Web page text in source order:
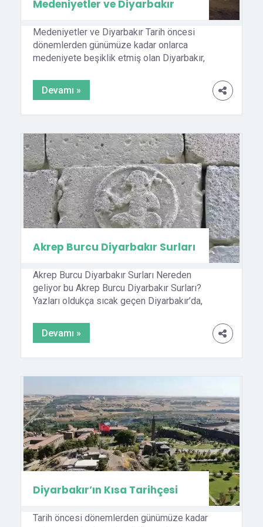
Medeniyetler ve Diyarbakır
Medeniyetler ve Diyarbakır Tarih öncesi
dönemlerden günümüze kadar onlarca
medeniyete beşiklik etmiş olan Diyarbakır,
merkezi konumunda olmuştur. Kent, ana
yolların düğüm noktasında bulunma
Diyarbakır’ın hiçbir zaman önemini
yitirmeyecek konumu, geçmişte birçok devlet
için ilgi odağı olmuştur. Tarihin her döneminde
[…]
Devamı »
Akrep Burcu Diyarbakır Surları
Akrep Burcu Diyarbakır Surları Nereden
geliyor bu Akrep Burcu Diyarbakır Surları?
Yazları oldukça sıcak geçen Diyarbakır’da,
önemli olmuştur. Nereden geliyor bu Akrep
Burcu Diyarbakır Surları? Yazları oldukça sıcak
boyunca etkili olmalı ki, Diyarbakır surlarında
Devamı »
Diyarbakır’ın Kısa Tarihçesi
Tarih öncesi dönemlerden günümüze kadar